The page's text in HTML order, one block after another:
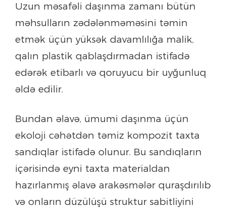
Uzun məsafəli daşınma zamanı bütün
məhsulların zədələnməməsini təmin
etmək üçün yüksək davamlılığa malik,
qalın plastik qablaşdırmadan istifadə
edərək etibarlı və qoruyucu bir uyğunluq
əldə edilir.
Bundan əlavə, ümumi daşınma üçün
ekoloji cəhətdən təmiz kompozit taxta
sandıqlar istifadə olunur. Bu sandıqların
içərisində eyni taxta materialdan
hazırlanmış əlavə arakəsmələr quraşdırılıb
və onların düzülüşü struktur sabitliyini